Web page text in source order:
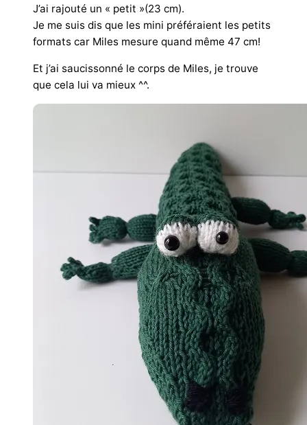
J’ai rajouté un « petit »(23 cm).
Je me suis dis que les mini préféraient les petits
formats car Miles mesure quand même 47 cm!
Et j’ai saucissonné le corps de Miles, je trouve
que cela lui va mieux ^^.